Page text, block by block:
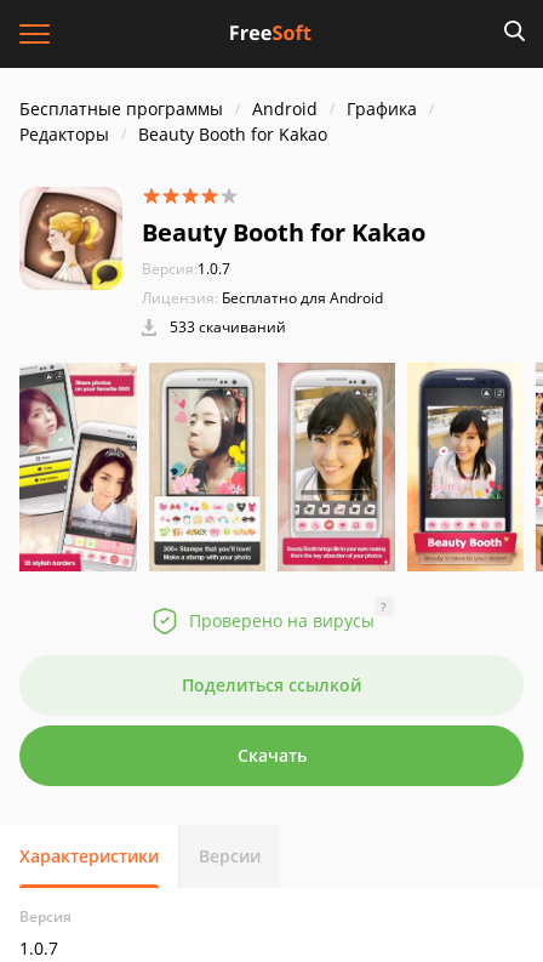
Бесплатные программы Android
Графика
Редакторы
Beauty Booth for Kakao
Beauty Booth for Kakao
Версия:1.0.7
Лицензия: Бесплатно для Android
533 скачиваний
Проверено на вирусы
?
Поделиться ссылкой
Скачать
Характеристики Версии
Версия
1.0.7